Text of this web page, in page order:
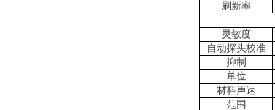
刷新率
灵敏度
自动探头校准
抑制
单位
材料声速
范围